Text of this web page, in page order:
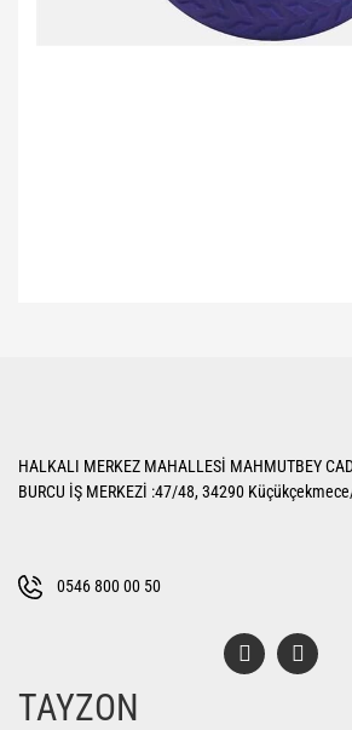
Ürün açıklamasında eksik bilgiler bulunuyor.
Bu ürüne benzer farklı alternatifler olmalı.
HALKALI MERKEZ MAHALLESİ MAHMUTBEY
BURCU İŞ MERKEZİ :47/48, 34290
0546 800 00 50
TAYZON